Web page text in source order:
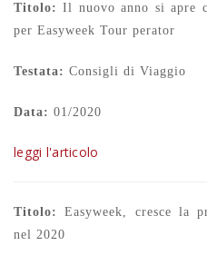
Titolo: Il nuovo anno si apre
per Easyweek Tour perator
Testata: Consigli di Viaggio
Data: 01/2020
leggi l'articolo
Titolo:
Easyweek, cresce la
nel 2020